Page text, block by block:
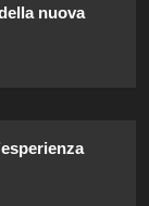
nuova